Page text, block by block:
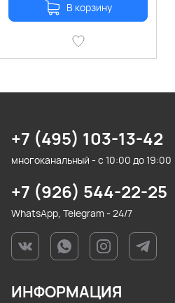
В корзину
+7 (495) 103-13-42
многоканальный - с 10:00 до 19:00
+7 (926) 544-22-25
WhatsApp, Telegram - 24/7
ИНФОРМАЦИЯ